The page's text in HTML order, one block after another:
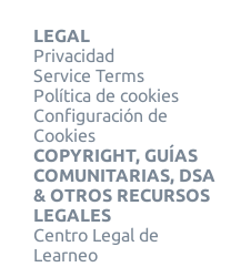
LEGAL
Privacidad
Service Terms
Política de cookies
Configuración de
Cookies
COPYRIGHT, GUÍAS
COMUNITARIAS, DSA
& OTROS RECURSOS
LEGALES
Centro Legal de
Learneo